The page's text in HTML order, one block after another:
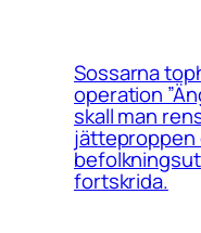
Sossarna
operation
skall man
jätteproppen
fortskrida.